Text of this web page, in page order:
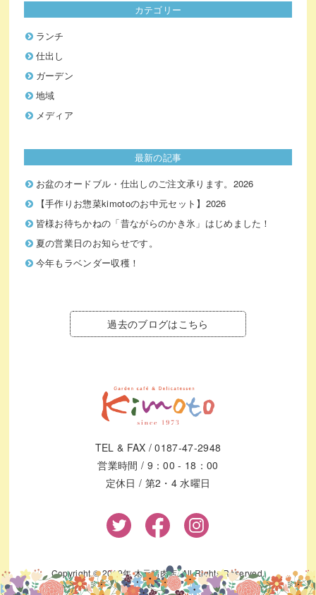
カテゴリー
ランチ
仕出し
ガーデン
地域
メディア
最新の記事
お盆のオードブル・仕出しのご注文承ります。2026
【手作りお惣菜kimotoのお中元セット】2026
皆様お待ちかねの「昔ながらのかき氷」はじめました！
夏の営業日のお知らせです。
今年もラベンダー収穫！
過去のブログはこちら
TEL & FAX / 0187-47-2948
営業時間 / 9：00 - 18：00
定休日 / 第2・4 水曜日
Copyright © 2019年 木元精肉店. All Rights Reserved.